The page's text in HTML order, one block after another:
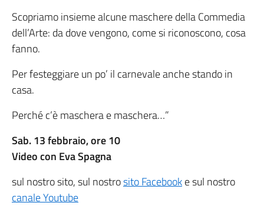
Scopriamo insieme alcune maschere della Commedia
dell’Arte: da dove vengono, come si riconoscono, cosa
fanno.
Per festeggiare un po’ il carnevale anche stando in
casa.
Perché c’è maschera e maschera…”
Sab. 13 febbraio, ore 10
Video con Eva Spagna
sul nostro sito, sul nostrosito Facebooke sul nostro
canale Youtube